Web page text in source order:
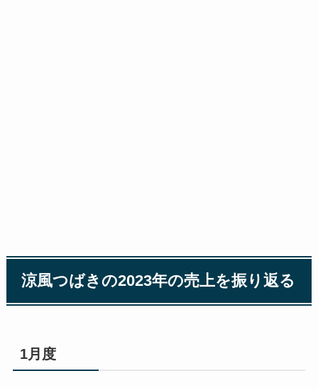
涼風つばきの2023年の売上を振り返る
1月度